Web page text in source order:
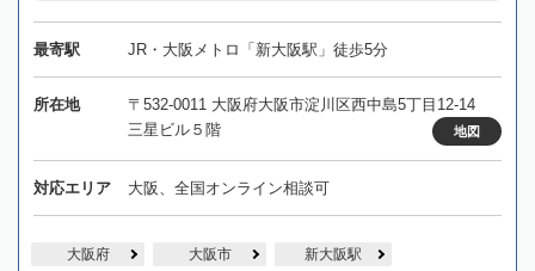
最寄駅 JR・大阪メトロ「新大阪駅」徒歩5分
所在地
〒532-0011 大阪府大阪市淀川区西中島5丁目12-14
三星ビル５階
地図
対応エリア 大阪、全国オンライン相談可
大阪府 大阪市 新大阪駅